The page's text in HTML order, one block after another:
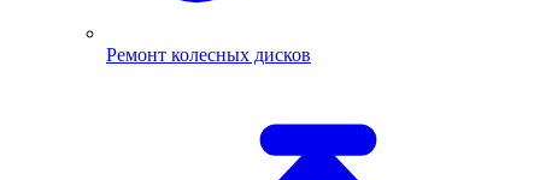
Ремонт колесных дисков